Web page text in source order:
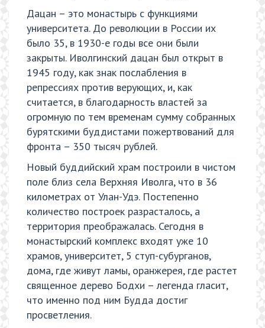
Дацан – это монастырь с функциями
университета. До революции в России их
было 35, в 1930-е годы все они были
закрыты. Иволгинский дацан был открыт в
1945 году, как знак послабления в
репрессиях против верующих, и, как
считается, в благодарность властей за
огромную по тем временам сумму собранных
бурятскими буддистами пожертвований для
фронта – 350 тысяч рублей.
Новый буддийский храм построили в чистом
поле близ села Верхняя Иволга, что в 36
километрах от Улан-Удэ. Постепенно
количество построек разрасталось, а
территория преображалась. Сегодня в
монастырский комплекс входят уже 10
храмов, университет, 5 ступ-субурганов,
дома, где живут ламы, оранжерея, где растет
священное дерево Бодхи – легенда гласит,
что именно под ним Будда достиг
просветления.